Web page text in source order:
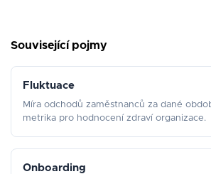
Související pojmy
Fluktuace
Míra odchodů zaměstnanců za dané
metrika pro hodnocení zdraví organizace.
Onboarding